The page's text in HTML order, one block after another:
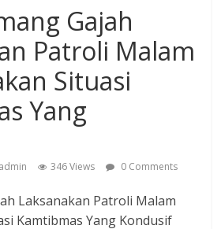
Gajah
Patroli Malam
Situasi
Yang
admin 346 Views 0 Comments
Laksanakan Patroli Malam
Kamtibmas Yang Kondusif